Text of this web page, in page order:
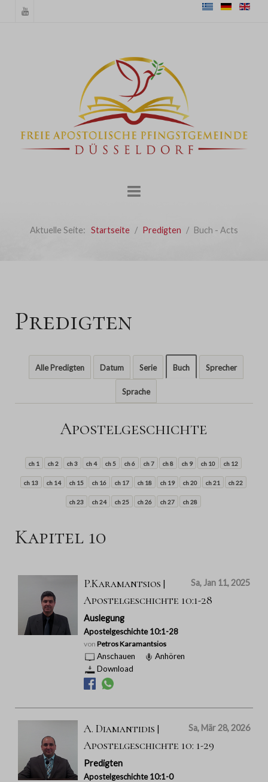
Aktuelle Seite: Startseite Predigten Buch - Acts
Predigten
Alle Predigten Datum Serie Buch Sprecher
Sprache
Apostelgeschichte
ch 1 ch 2 ch 3 ch 4 ch 5 ch 6 ch 7 ch 8 ch 9 ch 10 ch 12
ch 13 ch 14 ch 15 ch 16 ch 17 ch 18 ch 19 ch 20 ch 21 ch 22
ch 23 ch 24 ch 25 ch 26 ch 27 ch 28
Kapitel 10
Sa, Jan 11, 2025
P.Karamantsios |
Apostelgeschichte 10:1-28
Auslegung
Apostelgeschichte 10:1-28
von Petros Karamantsios
Anschauen
Anhören
Download
Sa, Mär 28, 2026
A. Diamantidis |
Apostelgeschichte 10: 1-29
Predigten
Apostelgeschichte 10:1-0